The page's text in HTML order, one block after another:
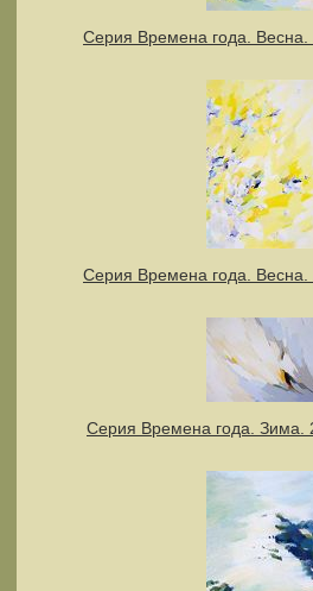
Серия Времена года. Весна.
Серия Времена года. Весна.
Серия Времена года. Зима.